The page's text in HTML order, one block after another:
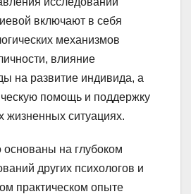
включают в себя
механизмов
влияние
на развитие индивида, а
помощь и поддержку
жизненных ситуациях.
основаны на глубоком
других психологов и
практическом опыте